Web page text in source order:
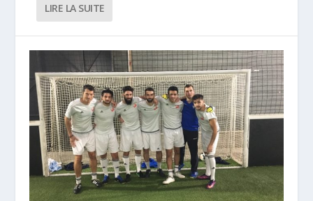
LIRE LA SUITE